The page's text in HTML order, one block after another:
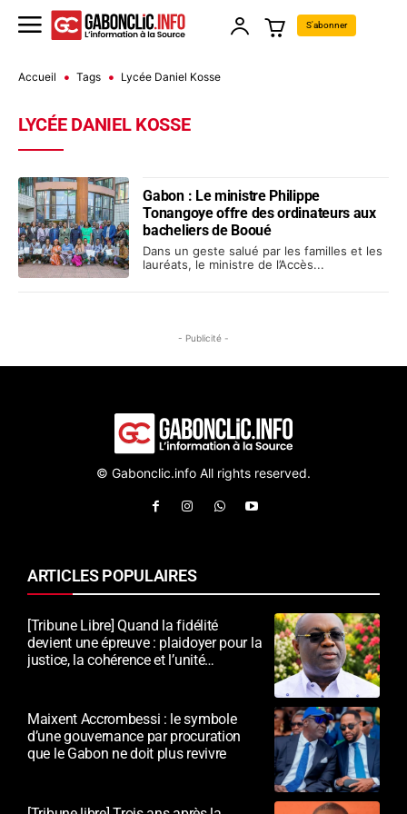
S'abonner
Accueil Tags Lycée Daniel Kosse
LYCÉE DANIEL KOSSE
Gabon : Le ministre Philippe
Tonangoye offre des ordinateurs aux
bacheliers de Booué
Dans un geste salué par les familles et les
lauréats, le ministre de l’Accès...
- Publicité -
© Gabonclic.info All rights reserved.
ARTICLES POPULAIRES
[Tribune Libre] Quand la fidélité
devient une épreuve : plaidoyer pour la
justice, la cohérence et l’unité
Maixent Accrombessi : le symbole
d’une gouvernance par procuration
que le Gabon ne doit plus revivre